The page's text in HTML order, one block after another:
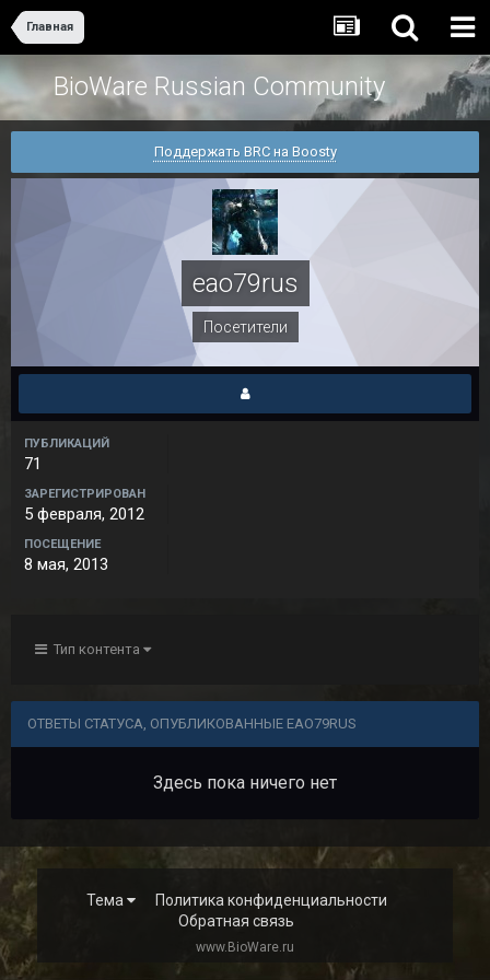
Главная
BioWare Russian Community
Поддержать BRC на Boosty
eao79rus
Посетители
ПУБЛИКАЦИЙ
71
ЗАРЕГИСТРИРОВАН
5 февраля, 2012
ПОСЕЩЕНИЕ
8 мая, 2013
Тип контента
ОТВЕТЫ СТАТУСА, ОПУБЛИКОВАННЫЕ EAO79RUS
Здесь пока ничего нет
Тема
Политика конфиденциальности
Обратная связь
www.BioWare.ru